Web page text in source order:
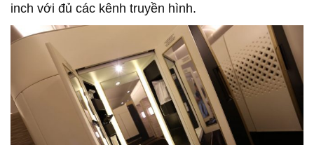
inch với đủ các kênh truyền hình.